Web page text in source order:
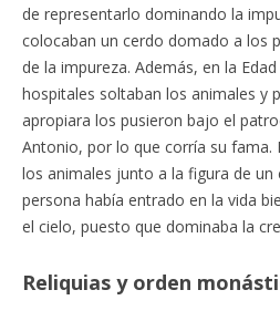
de representarlo dominando la
colocaban un cerdo domado a los
de la impureza. Además, en la
hospitales soltaban los animales y
apropiara los pusieron bajo el
Antonio, por lo que corría su fama.
los animales junto a la figura de un
persona había entrado en la vida
el cielo, puesto que dominaba la
Reliquias y orden